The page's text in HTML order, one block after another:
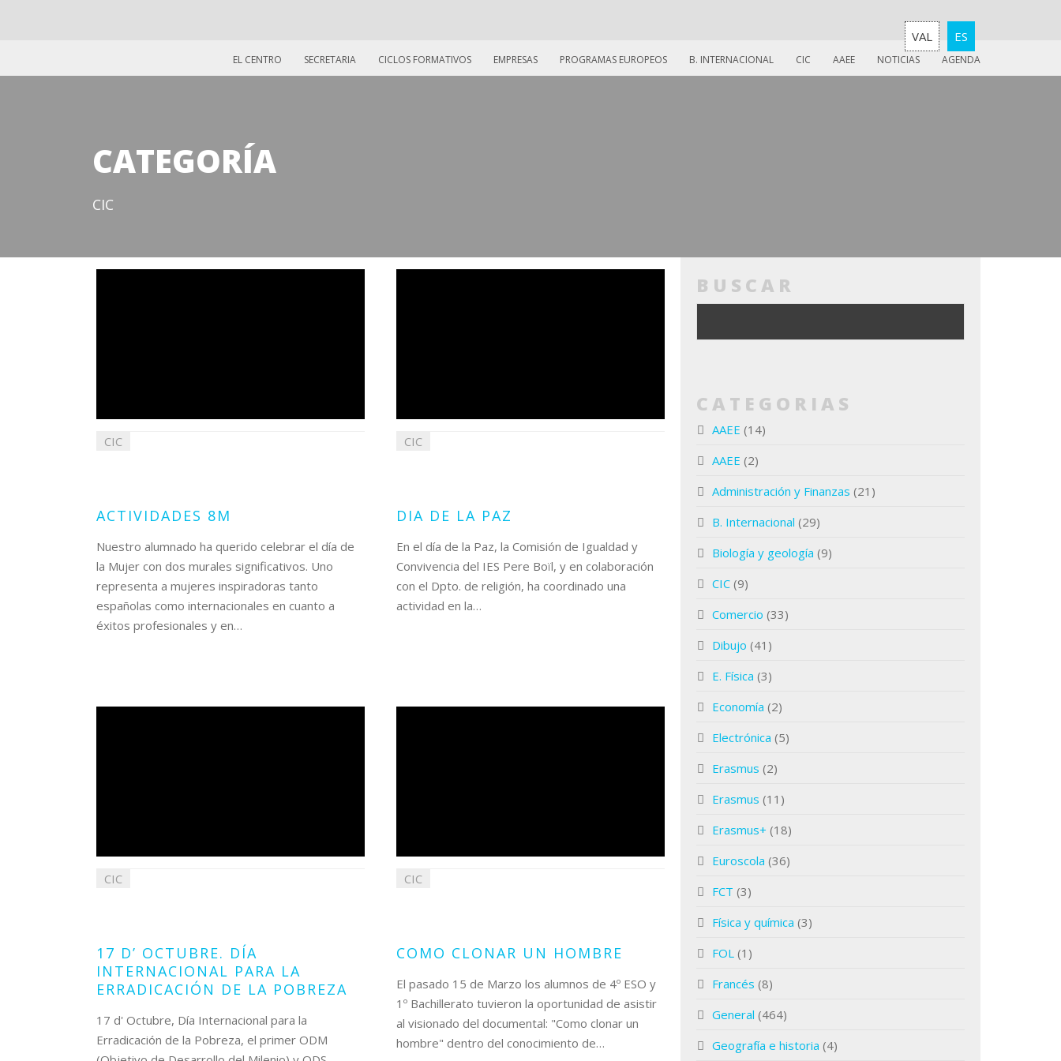
VAL ES
EL CENTRO SECRETARIA CICLOS FORMATIVOS EMPRESAS PROGRAMAS EUROPEOS B. INTERNACIONAL CIC AAEE NOTICIAS AGENDA
CATEGORÍA
CIC
CIC
ACTIVIDADES 8M
Nuestro alumnado ha querido celebrar el día de
la Mujer con dos murales significativos. Uno
representa a mujeres inspiradoras tanto
españolas como internacionales en cuanto a
éxitos profesionales y en…
CIC
DIA DE LA PAZ
En el día de la Paz, la Comisión de Igualdad y
Convivencia del IES Pere Boïl, y en colaboración
con el Dpto. de religión, ha coordinado una
actividad en la…
CIC
17 D’ OCTUBRE. DÍA
INTERNACIONAL PARA LA
ERRADICACIÓN DE LA POBREZA
17 d' Octubre, Día Internacional para la
Erradicación de la Pobreza, el primer ODM
CIC
COMO CLONAR UN HOMBRE
El pasado 15 de Marzo los alumnos de 4º ESO y
1º Bachillerato tuvieron la oportunidad de asistir
al visionado del documental: "Como clonar un
hombre" dentro del conocimiento de…
BUSCAR
CATEGORIAS
AAEE (14)
AAEE (2)
Administración y Finanzas (21)
B. Internacional (29)
Biología y geología (9)
CIC (9)
Comercio (33)
Dibujo (41)
E. Física (3)
Economía (2)
Electrónica (5)
Erasmus (2)
Erasmus (11)
Erasmus+ (18)
Euroscola (36)
FCT (3)
Física y química (3)
FOL (1)
Francés (8)
General (464)
Geografía e historia (4)